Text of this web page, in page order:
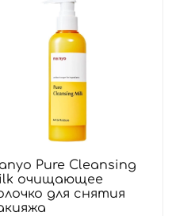
Pure Cleansing
очищающее
для снятия